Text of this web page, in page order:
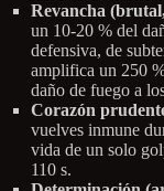
Revancha
un 10-20 % del
defensiva, de
amplifica un 250
daño de fuego a
Corazón
vuelves inmune
vida de un solo
110 s.